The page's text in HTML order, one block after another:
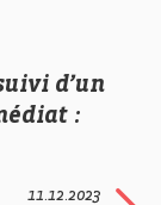
d’un
:
11.12.2023